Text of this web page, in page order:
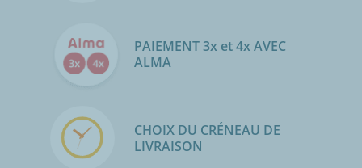
PAIEMENT 3x et 4x AVEC
ALMA
CHOIX DU CRÉNEAU DE
LIVRAISON